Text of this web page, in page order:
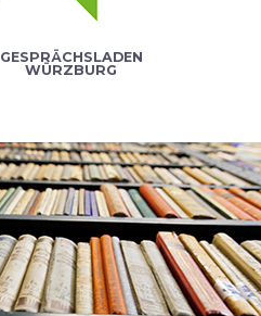
GESPRÄCHSLADEN
WÜRZBURG